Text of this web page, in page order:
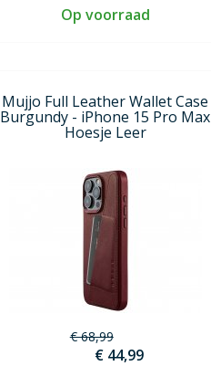
Op voorraad
Mujjo Full Leather Wallet Case
Burgundy - iPhone 15 Pro Max
Hoesje Leer
€ 68,99
€ 44,99